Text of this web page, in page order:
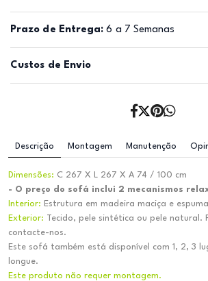
Prazo de Entrega: 6 a 7 Semanas
Custos de Envio
Descrição Montagem Manutenção
Dimensões: C 267 X L 267 X A 74 / 100 cm
- O preço do sofá inclui 2 mecanismos
Interior: Estrutura em madeira maciça e
Exterior: Tecido, pele sintética ou pele natural.
contacte-nos.
Este sofá também está disponível com 1, 2, 3
longue.
Este produto não requer montagem.